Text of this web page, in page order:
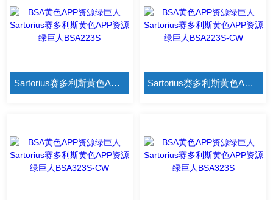
Sartorius赛多利斯黄色APP资源绿巨人BSA223S Sartorius赛多利斯黄色APP资源绿巨人BSA223S-CW